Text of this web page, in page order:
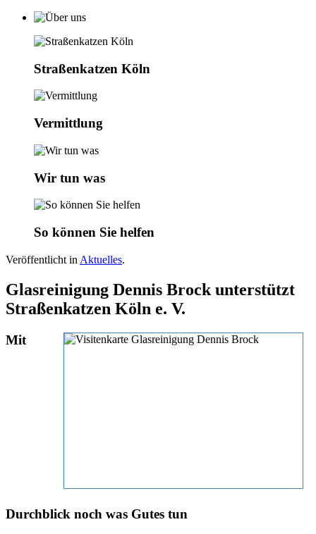
Straßenkatzen Köln
Vermittlung
Wir tun was
So können Sie helfen
Veröffentlicht in Aktuelles.
Glasreinigung Dennis Brock unterstützt
Straßenkatzen Köln e. V.
Mit
Durchblick noch was Gutes tun